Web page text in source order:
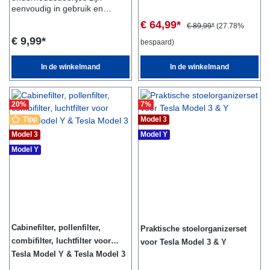
eenvoudig in gebruik en
een praktische hersluitbare
€ 9,99*
In de winkelmand
bevestigen en biedt directe
je hoofd. Dit maakt langere
ritten in je Tesla veel
comfortabeler, zonder enige
ongemakken aan het hoofd of
de nek.Inbegrepen in de
verpakking:1x
HoofdsteunGeschikt
voor:Tesla Model 3Tesla Model
Y
€ 64,99* € 89,99* (27.78%
bespaard)
In de winkelmand
20%
Tipp
Model 3
Model Y
Cabinefilter, pollenfilter,
combifilter, luchtfilter voor
Tesla Model Y & Tesla Model 3
7%
Model 3
Model Y
Praktische stoelorganizerset
voor Tesla Model 3 & Y